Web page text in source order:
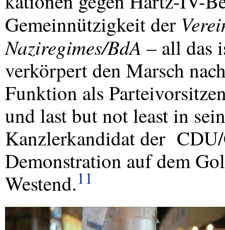
Gemeinnützigkeit der
Naziregimes/BdA – all das
verkörpert den Marsch
Funktion als
und last but not least in
Kanzlerkandidat der CDU/
Demonstration auf dem
Westend.11